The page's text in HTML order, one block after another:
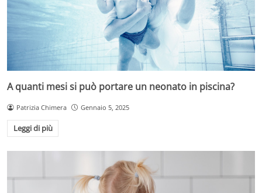
A quanti mesi si può portare un neonato in piscina?
Patrizia Chimera Gennaio 5, 2025
Leggi di più